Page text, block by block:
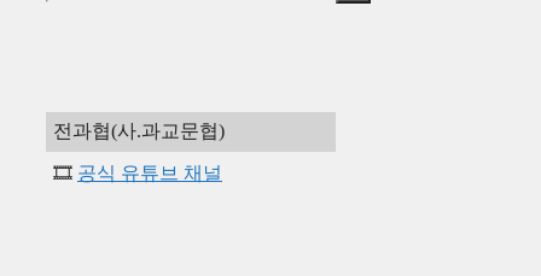
전과협(사.과교문협)
🎞️ 공식 유튜브 채널